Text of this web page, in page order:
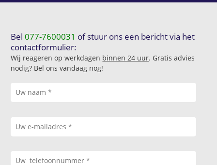
Bel077-7600031 of stuur ons een bericht via het
contactformulier:
Wij reageren op werkdagen binnen 24 uur. Gratis advies
nodig? Bel ons vandaag nog!